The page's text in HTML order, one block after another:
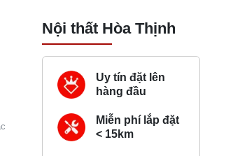
Nội thất Hòa Thịnh
Uy tín đặt lên
hàng đầu
Miễn phí lắp đặt
< 15km